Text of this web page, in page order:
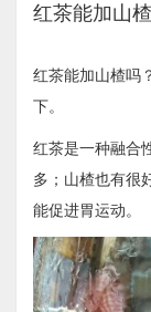
红茶能加山
红茶能加山楂吗
下。
红茶是一种融合
多；山楂也有很
能促进胃运动。